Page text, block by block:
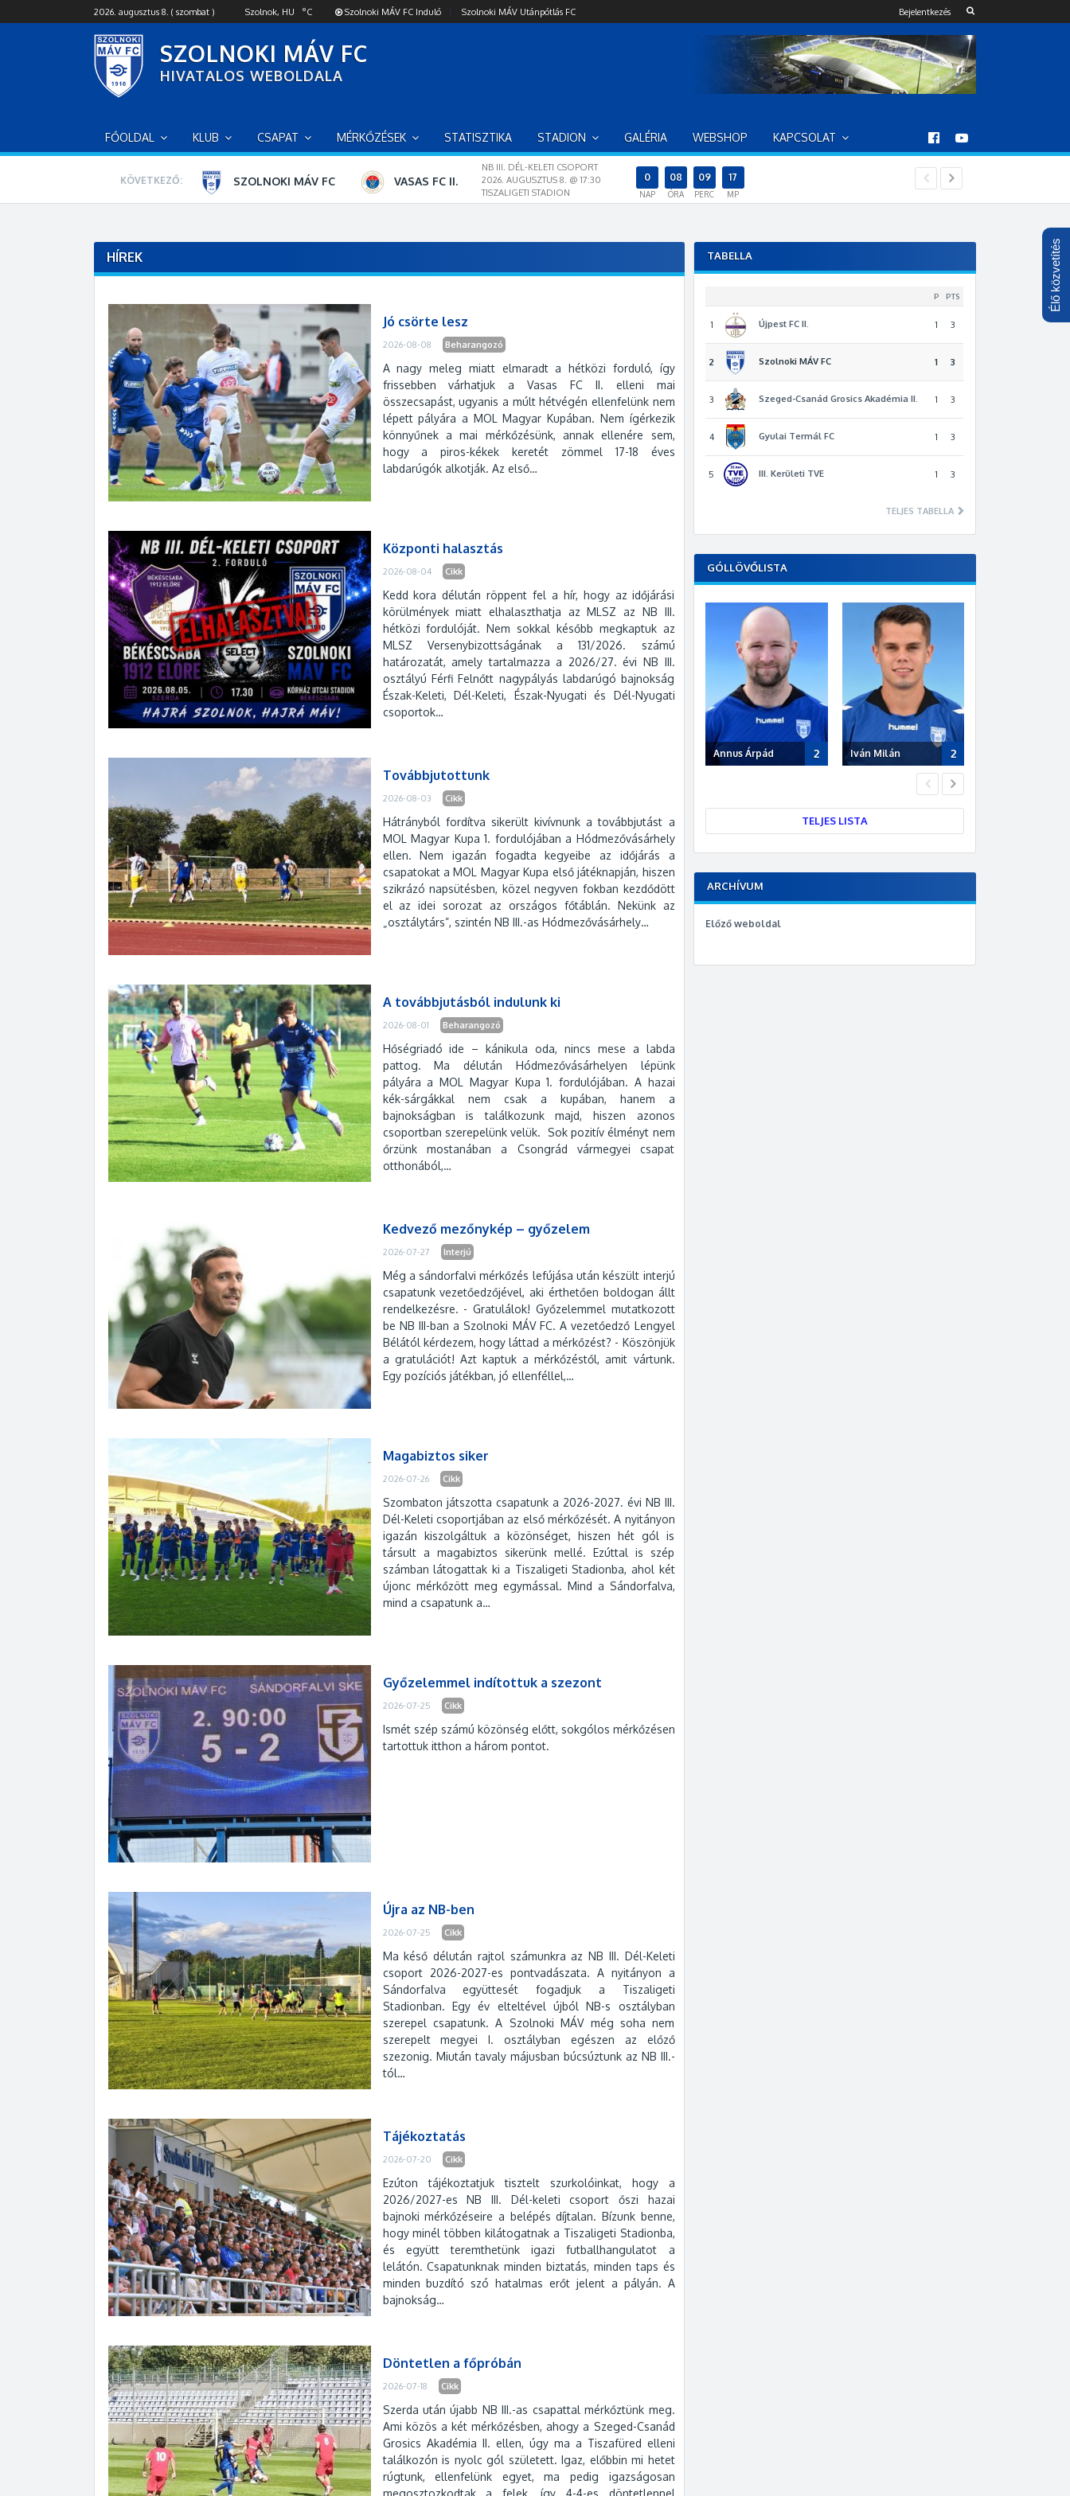
k
t
2026. augusztus 8. ( szombat ) Szolnok, HU °C Bejelentkezés
Szolnoki MÁV FC Induló | Szolnoki MÁV Utánpótlás FC
SZOLNOKI MÁV FC
HIVATALOS WEBOLDALA
FŐOLDAL KLUB CSAPAT MÉRKŐZÉSEK STATISZTIKA STADION GALÉRIA WEBSHOP KAPCSOLAT
KÖVETKEZŐ: SZOLNOKI MÁV FC VASAS FC II.
NB III. DÉL-KELETI CSOPORT
2026. AUGUSZTUS 8. @ 17:30
TISZALIGETI STADION
0
NAP
08
ÓRA
09
PERC
16
MP
HÍREK
Jó csörte lesz
2026-08-08 Beharangozó
A nagy meleg miatt elmaradt a hétközi forduló, így
frissebben várhatjuk a Vasas FC II. elleni mai
összecsapást, ugyanis a múlt hétvégén ellenfelünk nem
lépett pályára a MOL Magyar Kupában. Nem ígérkezik
könnyűnek a mai mérkőzésünk, annak ellenére sem,
hogy a piros-kékek keretét zömmel 17-18 éves
labdarúgók alkotják. Az első…
Központi halasztás
2026-08-04 Cikk
Kedd kora délután röppent fel a hír, hogy az időjárási
körülmények miatt elhalaszthatja az MLSZ az NB III.
hétközi fordulóját. Nem sokkal később megkaptuk az
MLSZ Versenybizottságának a 131/2026. számú
határozatát, amely tartalmazza a 2026/27. évi NB III.
osztályú Férfi Felnőtt nagypályás labdarúgó bajnokság
Észak-Keleti, Dél-Keleti, Észak-Nyugati és Dél-Nyugati
csoportok…
Továbbjutottunk
2026-08-03 Cikk
Hátrányból fordítva sikerült kivívnunk a továbbjutást a
MOL Magyar Kupa 1. fordulójában a Hódmezővásárhely
ellen. Nem igazán fogadta kegyeibe az időjárás a
csapatokat a MOL Magyar Kupa első játéknapján, hiszen
szikrázó napsütésben, közel negyven fokban kezdődött
el az idei sorozat az országos főtáblán. Nekünk az
„osztálytárs”, szintén NB III.-as Hódmezővásárhely…
A továbbjutásból indulunk ki
2026-08-01 Beharangozó
Hőségriadó ide – kánikula oda, nincs mese a labda
pattog. Ma délután Hódmezővásárhelyen lépünk
pályára a MOL Magyar Kupa 1. fordulójában. A hazai
kék-sárgákkal nem csak a kupában, hanem a
bajnokságban is találkozunk majd, hiszen azonos
csoportban szerepelünk velük. Sok pozitív élményt nem
őrzünk mostanában a Csongrád vármegyei csapat
otthonából,…
Kedvező mezőnykép – győzelem
2026-07-27 Interjú
Még a sándorfalvi mérkőzés lefújása után készült interjú
csapatunk vezetőedzőjével, aki érthetően boldogan állt
rendelkezésre. - Gratulálok! Győzelemmel mutatkozott
be NB III-ban a Szolnoki MÁV FC. A vezetőedző Lengyel
Bélától kérdezem, hogy láttad a mérkőzést? - Köszönjük
a gratulációt! Azt kaptuk a mérkőzéstől, amit vártunk.
Egy pozíciós játékban, jó ellenféllel,…
Magabiztos siker
2026-07-26 Cikk
Szombaton játszotta csapatunk a 2026-2027. évi NB III.
Dél-Keleti csoportjában az első mérkőzését. A nyitányon
igazán kiszolgáltuk a közönséget, hiszen hét gól is
társult a magabiztos sikerünk mellé. Ezúttal is szép
számban látogattak ki a Tiszaligeti Stadionba, ahol két
újonc mérkőzött meg egymással. Mind a Sándorfalva,
mind a csapatunk a…
Győzelemmel indítottuk a szezont
2026-07-25 Cikk
Ismét szép számú közönség előtt, sokgólos mérkőzésen
tartottuk itthon a három pontot.
Újra az NB-ben
2026-07-25 Cikk
Ma késő délután rajtol számunkra az NB III. Dél-Keleti
csoport 2026-2027-es pontvadászata. A nyitányon a
Sándorfalva együttesét fogadjuk a Tiszaligeti
Stadionban. Egy év elteltével újból NB-s osztályban
szerepel csapatunk. A Szolnoki MÁV még soha nem
szerepelt megyei I. osztályban egészen az előző
szezonig. Miután tavaly májusban búcsúztunk az NB III.-
tól…
Tájékoztatás
2026-07-20 Cikk
Ezúton tájékoztatjuk tisztelt szurkolóinkat, hogy a
2026/2027-es NB III. Dél-keleti csoport őszi hazai
bajnoki mérkőzéseire a belépés díjtalan. Bízunk benne,
hogy minél többen kilátogatnak a Tiszaligeti Stadionba,
és együtt teremthetünk igazi futballhangulatot a
lelátón. Csapatunknak minden biztatás, minden taps és
minden buzdító szó hatalmas erőt jelent a pályán. A
bajnokság…
Döntetlen a főpróbán
2026-07-18 Cikk
Szerda után újabb NB III.-as csapattal mérkőztünk meg.
Ami közös a két mérkőzésben, ahogy a Szeged-Csanád
Grosics Akadémia II. ellen, úgy ma a Tiszafüred elleni
találkozón is nyolc gól született. Igaz, előbbin mi hetet
rúgtunk, ellenfelünk egyet, ma pedig igazságosan
TABELLA
P PTS
1 Újpest FC II. 1 3
2 Szolnoki MÁV FC 1 3
3 Szeged-Csanád Grosics Akadémia II. 1 3
4 Gyulai Termál FC 1 3
5 III. Kerületi TVE 1 3
TELJES TABELLA
GÓLLÖVŐLISTA
Annus Árpád 2 Iván Milán 2
TELJES LISTA
ARCHÍVUM
Előző weboldal
Élő közvetítés